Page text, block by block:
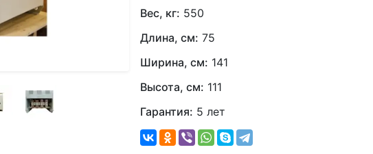
Вес, кг: 550
Длина, см: 75
Ширина, см: 141
Высота, см: 111
Гарантия: 5 лет